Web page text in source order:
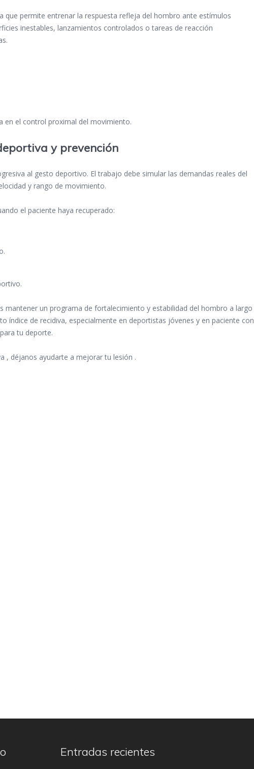
que permite entrenar la respuesta refleja del hombro ante estímulos
inestables, lanzamientos controlados o tareas de reacción
en el control proximal del movimiento.
y prevención
al gesto deportivo. El trabajo debe simular las demandas reales del
y rango de movimiento.
el paciente haya recuperado:
mantener un programa de fortalecimiento y estabilidad del hombro a largo
índice de recidiva, especialmente en deportistas jóvenes y en paciente con
tu deporte.
, déjanos ayudarte a mejorar tu lesión .
Entradas recientes